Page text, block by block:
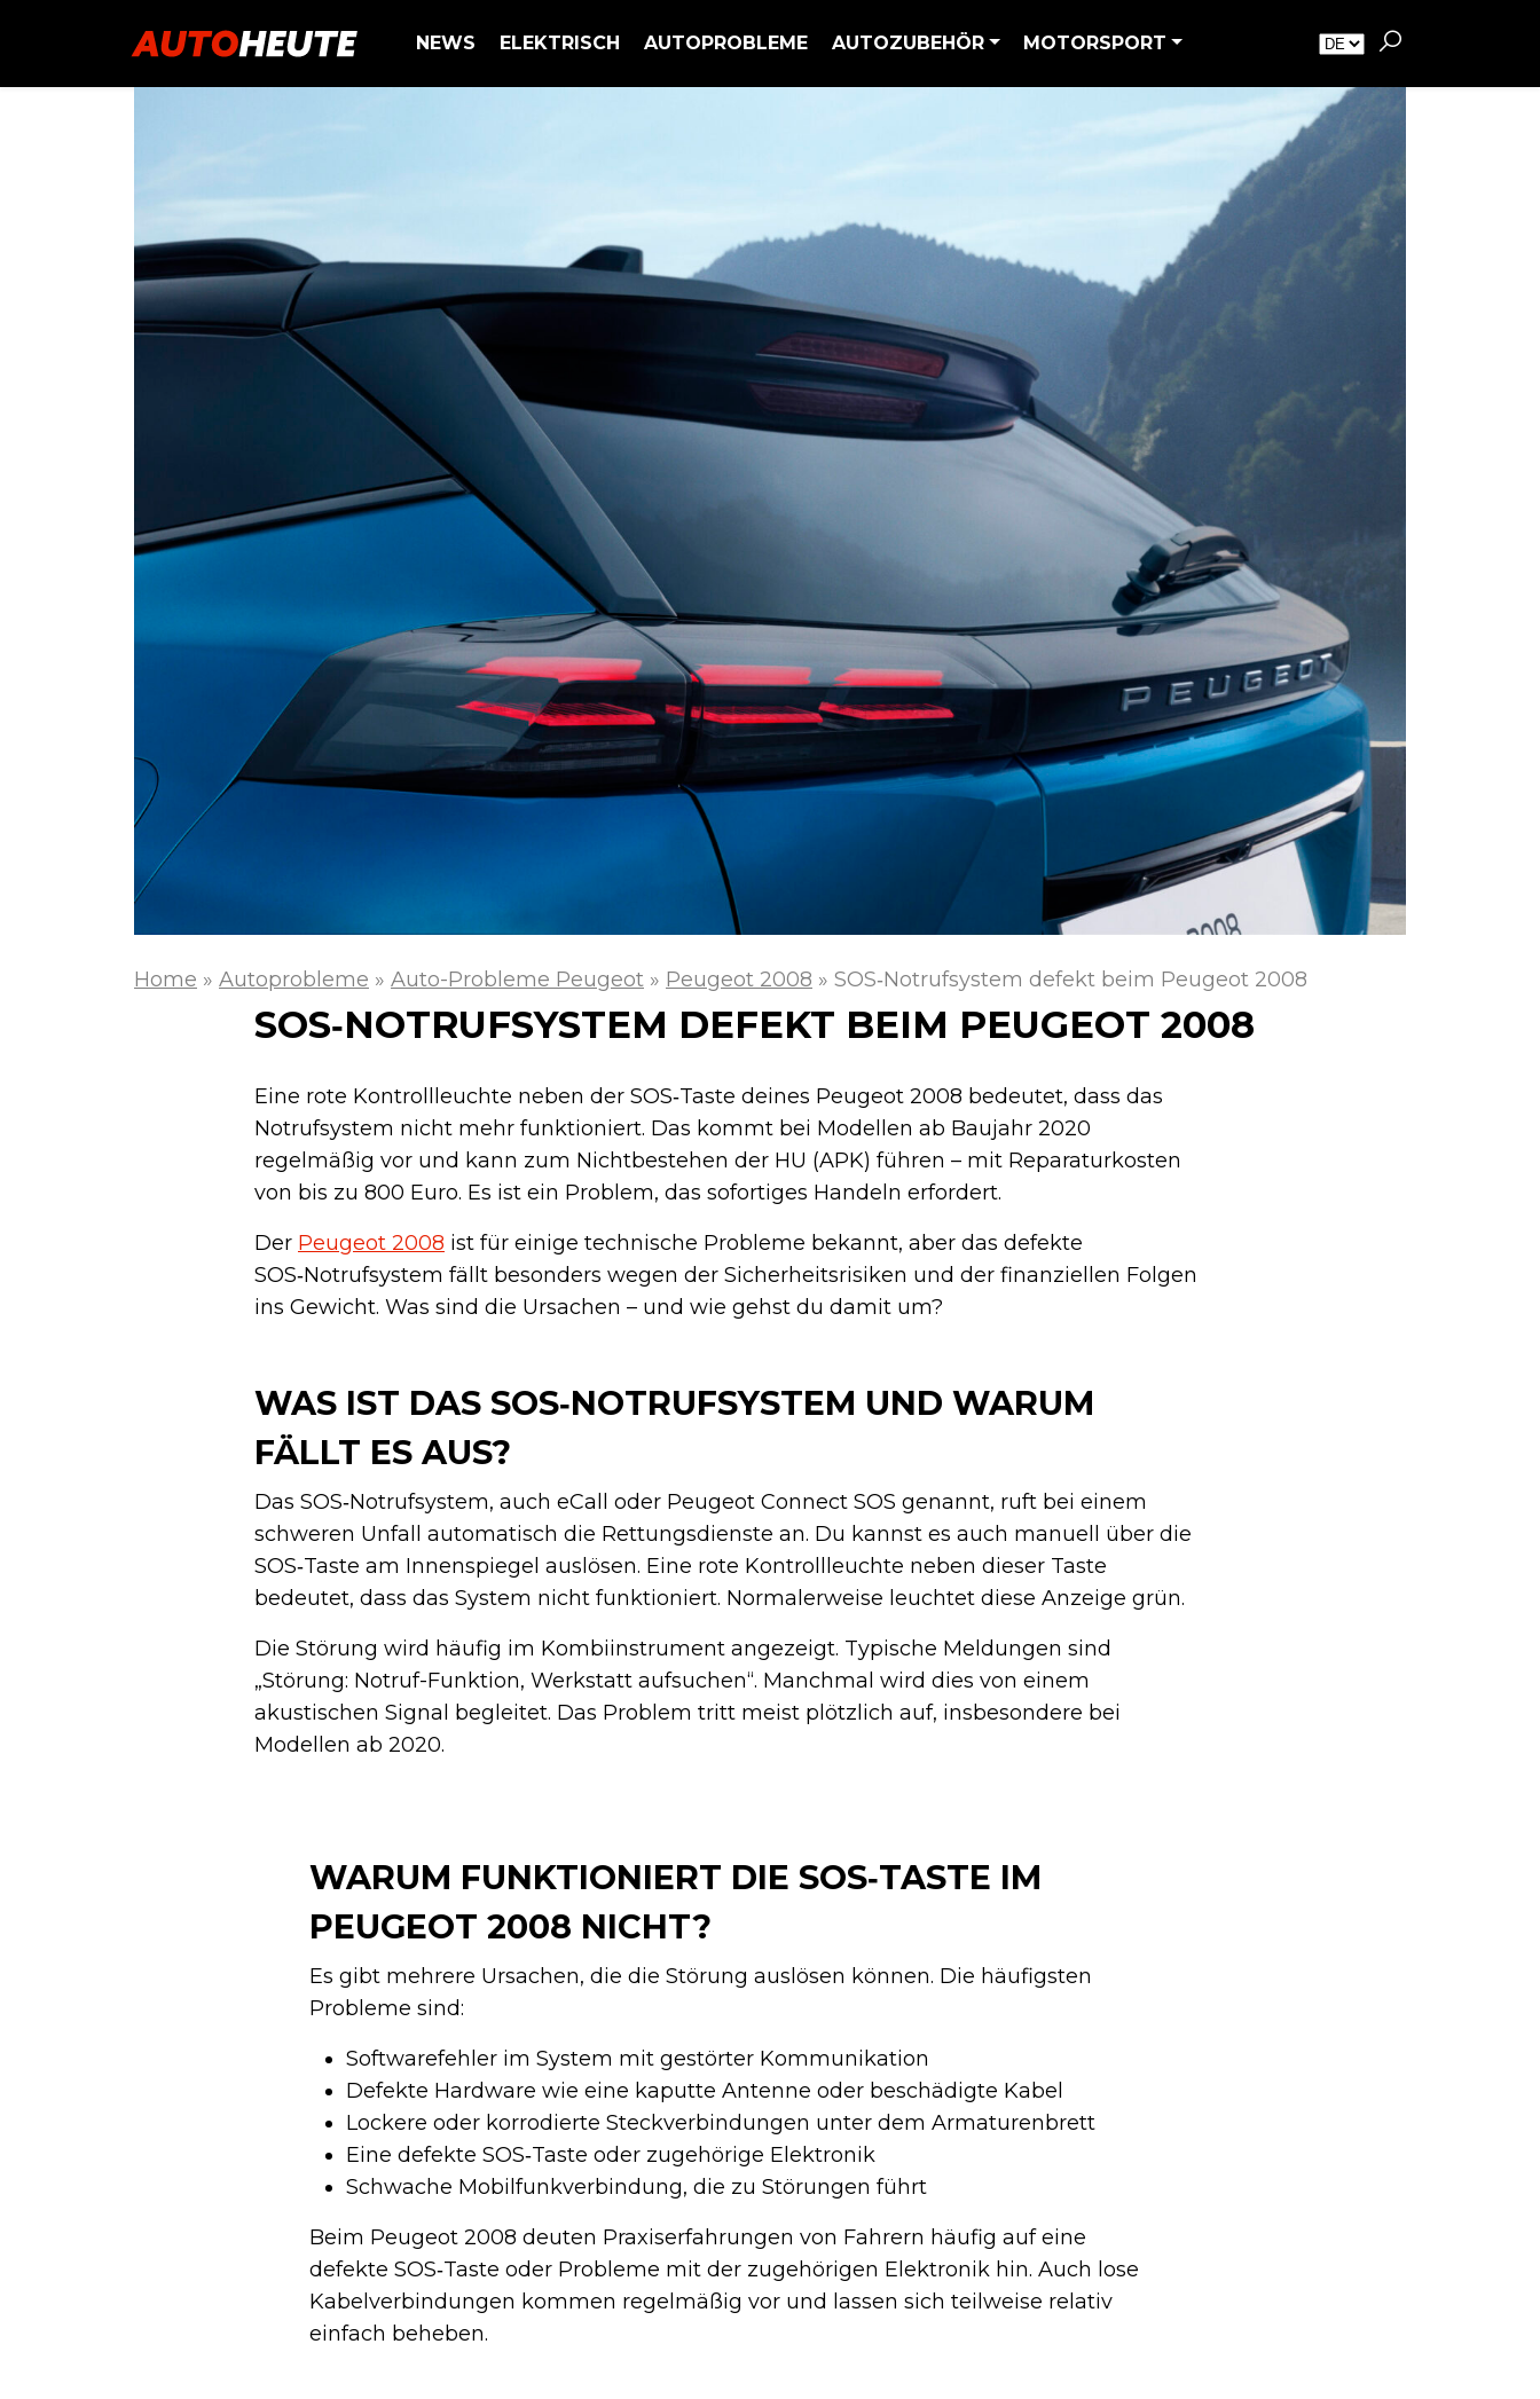
NEWS ELEKTRISCH AUTOPROBLEME AUTOZUBEHÖR MOTORSPORT
Home » Autoprobleme » Auto-Probleme Peugeot » Peugeot 2008 » SOS‑Notrufsystem defekt beim Peugeot 2008
SOS‑NOTRUFSYSTEM DEFEKT BEIM PEUGEOT 2008
Eine rote Kontrollleuchte neben der SOS‑Taste deines Peugeot 2008 bedeutet, dass das
Notrufsystem nicht mehr funktioniert. Das kommt bei Modellen ab Baujahr 2020
regelmäßig vor und kann zum Nichtbestehen der HU (APK) führen – mit Reparaturkosten
von bis zu 800 Euro. Es ist ein Problem, das sofortiges Handeln erfordert.
Der Peugeot 2008 ist für einige technische Probleme bekannt, aber das defekte
SOS‑Notrufsystem fällt besonders wegen der Sicherheitsrisiken und der finanziellen Folgen
ins Gewicht. Was sind die Ursachen – und wie gehst du damit um?
WAS IST DAS SOS‑NOTRUFSYSTEM UND WARUM
FÄLLT ES AUS?
Das SOS‑Notrufsystem, auch eCall oder Peugeot Connect SOS genannt, ruft bei einem
schweren Unfall automatisch die Rettungsdienste an. Du kannst es auch manuell über die
SOS‑Taste am Innenspiegel auslösen. Eine rote Kontrollleuchte neben dieser Taste
bedeutet, dass das System nicht funktioniert. Normalerweise leuchtet diese Anzeige grün.
Die Störung wird häufig im Kombiinstrument angezeigt. Typische Meldungen sind
„Störung: Notruf-Funktion, Werkstatt aufsuchen“. Manchmal wird dies von einem
akustischen Signal begleitet. Das Problem tritt meist plötzlich auf, insbesondere bei
Modellen ab 2020.
WARUM FUNKTIONIERT DIE SOS‑TASTE IM
PEUGEOT 2008 NICHT?
Es gibt mehrere Ursachen, die die Störung auslösen können. Die häufigsten
Probleme sind:
Softwarefehler im System mit gestörter Kommunikation
Defekte Hardware wie eine kaputte Antenne oder beschädigte Kabel
Lockere oder korrodierte Steckverbindungen unter dem Armaturenbrett
Eine defekte SOS‑Taste oder zugehörige Elektronik
Schwache Mobilfunkverbindung, die zu Störungen führt
Beim Peugeot 2008 deuten Praxiserfahrungen von Fahrern häufig auf eine
defekte SOS‑Taste oder Probleme mit der zugehörigen Elektronik hin. Auch lose
Kabelverbindungen kommen regelmäßig vor und lassen sich teilweise relativ
einfach beheben.